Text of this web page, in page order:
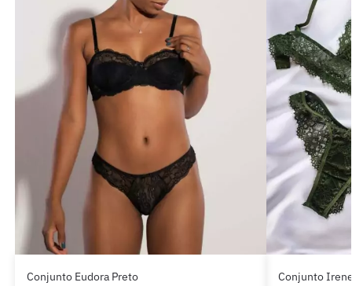
Conjunto Eudora Preto Conjunto